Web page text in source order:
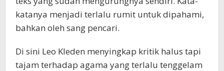
katanya menjadi terlalu rumit untuk dipahami,
bahkan oleh sang pencari.
Di sini Leo Kleden menyingkap kritik halus tapi
tajam terhadap agama yang terlalu tenggelam